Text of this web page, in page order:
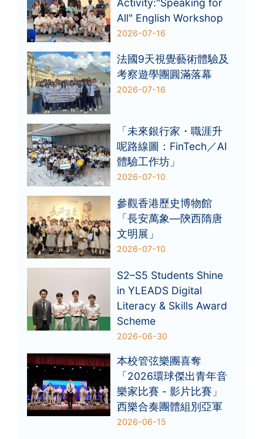
All" English Workshop
2026-07-16
法國9天視覺藝術體驗及
考察遊學團圓滿落幕
2026-07-16
「未來銀行家・職涯升
呢路線圖：FinTech／AI
體驗工作坊」
2026-07-10
參觀香港歷史博物館
「長安萬象—陝西隋唐
文明展」
2026-07-10
S2–S5 Students Shine
in YLEADS Digital
Literacy & Skills Award
Scheme
2026-06-30
本校管弦樂團喜奪
「2026環球傑出青年音
樂家比賽 - 影片比賽」
西樂合奏團體組別亞軍
2026-06-15